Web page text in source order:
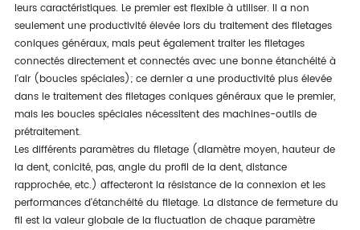
leurs caractéristiques. Le premier est flexible à utiliser. Il a non
seulement une productivité élevée lors du traitement des filetages
coniques généraux, mais peut également traiter les filetages
connectés directement et connectés avec une bonne étanchéité à
l'air (boucles spéciales); ce dernier a une productivité plus élevée
dans le traitement des filetages coniques généraux que le premier,
mais les boucles spéciales nécessitent des machines-outils de
prétraitement.
Les différents paramètres du filetage (diamètre moyen, hauteur de
la dent, conicité, pas, angle du profil de la dent, distance
rapprochée, etc.) affecteront la résistance de la connexion et les
performances d'étanchéité du filetage. La distance de fermeture du
fil est la valeur globale de la fluctuation de chaque paramètre